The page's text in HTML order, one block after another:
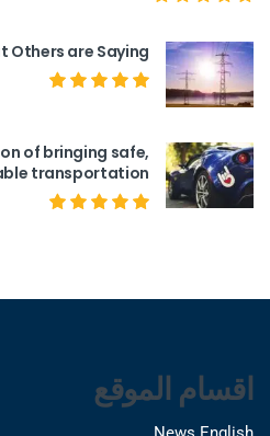
Others are Saying
of bringing safe,
transportation
اقسام الموقع